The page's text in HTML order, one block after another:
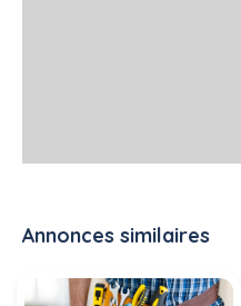
Annonces similaires